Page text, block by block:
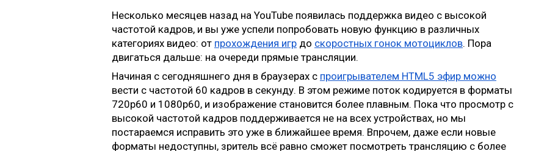
Несколько месяцев назад на YouTube появилась поддержка видео с высокой
частотой кадров, и вы уже успели попробовать новую функцию в различных
категориях видео: от прохождения игр до скоростных гонок мотоциклов. Пора
двигаться дальше: на очереди прямые трансляции.
Начиная с сегодняшнего дня в браузерах с проигрывателем HTML5 эфир можно
вести с частотой 60 кадров в секунду. В этом режиме поток кодируется в форматы
720p60 и 1080p60, и изображение становится более плавным. Пока что просмотр с
высокой частотой кадров поддерживается не на всех устройствах, но мы
постараемся исправить это уже в ближайшее время. Впрочем, даже если новые
форматы недоступны, зритель всё равно сможет посмотреть трансляцию с более